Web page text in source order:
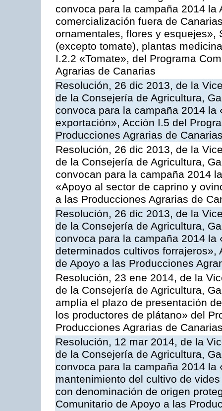
convoca para la campaña 2014 la
comercialización fuera de
ornamentales, flores y esquejes»,
(excepto tomate), plantas
I.2.2 «Tomate», del Programa
Agrarias de Canarias
Resolución, 26 dic 2013, de la
de la Consejería de Agricultura,
convoca para la campaña 2014
exportación», Acción I.5 del
Producciones Agrarias de
Resolución, 26 dic 2013, de la
de la Consejería de Agricultura,
convocan para la campaña 2014
«Apoyo al sector de caprino y
a las Producciones Agrarias de
Resolución, 26 dic 2013, de la
de la Consejería de Agricultura,
convoca para la campaña 2014 la
determinados cultivos forrajeros»,
de Apoyo a las Producciones
Resolución, 23 ene 2014, de la
de la Consejería de Agricultura,
amplía el plazo de presentación
los productores de plátano» del
Producciones Agrarias de
Resolución, 12 mar 2014, de la
de la Consejería de Agricultura,
convoca para la campaña 2014 la
mantenimiento del cultivo de
con denominación de origen
Comunitario de Apoyo a las